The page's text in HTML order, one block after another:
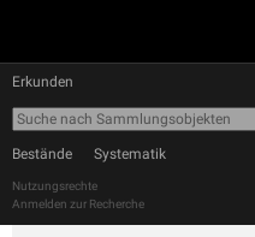
Erkunden
Bestände Systematik
Nutzungsrechte
Anmelden zur Recherche